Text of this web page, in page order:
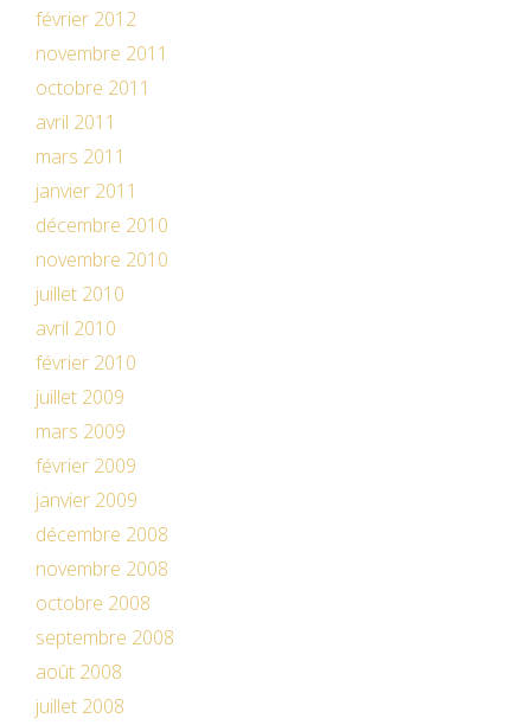
février 2012
novembre 2011
octobre 2011
avril 2011
mars 2011
janvier 2011
décembre 2010
novembre 2010
juillet 2010
avril 2010
février 2010
juillet 2009
mars 2009
février 2009
janvier 2009
décembre 2008
novembre 2008
octobre 2008
septembre 2008
août 2008
juillet 2008